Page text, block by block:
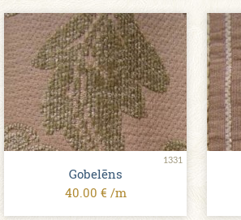
1331
Gobelēns
40.00 € /m